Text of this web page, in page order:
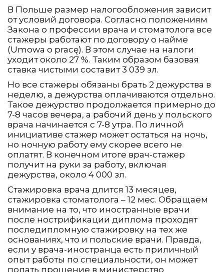
В Польше размер налогообложения зависит
от условий договора. Согласно положениям
Закона о профессии врача и стоматолога все
стажеры работают по договору о найме
(Umowa o pracę). В этом случае на налоги
уходит около 27 %. Таким образом базовая
ставка чистыми составит 3 039 зл.
Но все стажеры обязаны брать 2 дежурства в
неделю, а дежурства оплачиваются отдельно.
Такое дежурство продолжается примерно до
7-8 часов вечера, а рабочий день у польского
врача начинается с 7-8 утра. По личной
инициативе стажер может остаться на ночь,
но ночную работу ему скорее всего не
оплатят. В конечном итоге врач-стажер
получит на руки за работу, включая
дежурства, около 4 000 зл.
Стажировка врача длится 13 месяцев,
стажировка стоматолога – 12 мес. Обращаем
внимание на то, что иностранные врачи
после нострификации диплома проходят
последипломную стажировку на тех же
основаниях, что и польские врачи. Правда,
если у врача-иностранца есть приличный
опыт работы по специальности, он может
подать прошение в министерство